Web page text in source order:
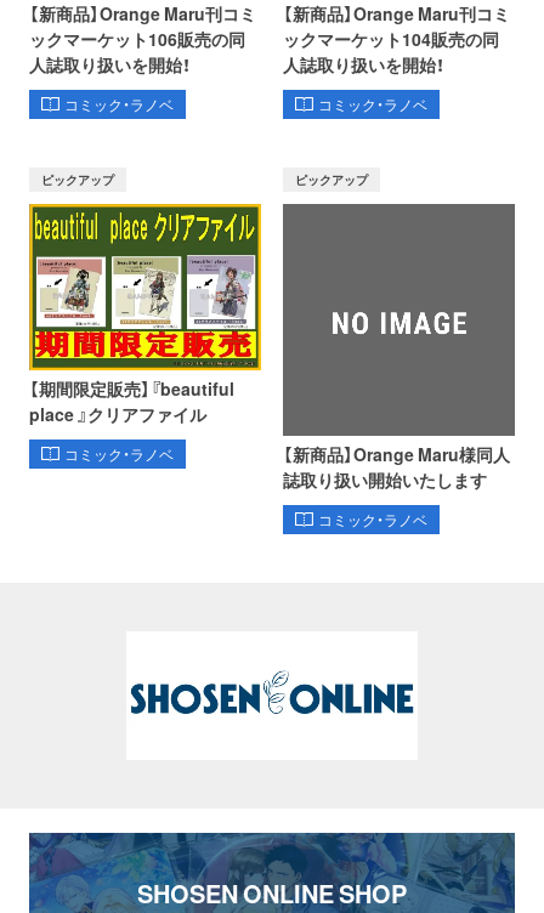
【新商品】Orange Maru刊コミ
ックマーケット106販売の同
人誌取り扱いを開始！
コミック・ラノベ
【新商品】Orange Maru刊コミ
ックマーケット104販売の同
人誌取り扱いを開始！
コミック・ラノベ
ピックアップ
【期間限定販売】『beautiful
place 』クリアファイル
コミック・ラノベ
ピックアップ
【新商品】Orange Maru様同人
誌取り扱い開始いたします
コミック・ラノベ
SHOSEN ONLINE SHOP